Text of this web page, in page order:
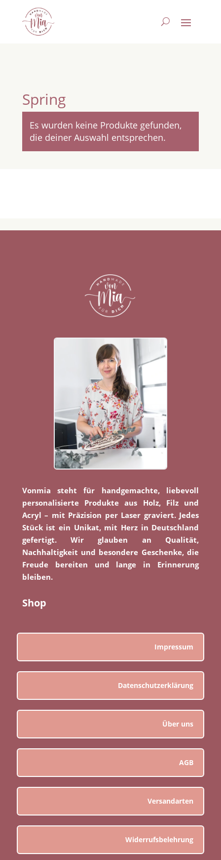
Spring
Es wurden keine Produkte gefunden,
die deiner Auswahl entsprechen.
Vonmia steht für handgemachte, liebevoll
personalisierte Produkte aus Holz, Filz und
Acryl – mit Präzision per Laser graviert. Jedes
Stück ist ein Unikat, mit Herz in Deutschland
gefertigt. Wir glauben an Qualität,
Nachhaltigkeit und besondere Geschenke, die
Freude bereiten und lange in Erinnerung
bleiben.
Shop
Impressum
Datenschutzerklärung
Über uns
AGB
Versandarten
Widerrufsbelehrung